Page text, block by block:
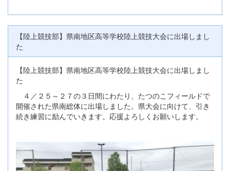
【陸上競技部】県南地区高等学校陸上競技大会に出場しまし
た
【陸上競技部】県南地区高等学校陸上競技大会に出場しまし
た
４／２５～２７の３日間にわたり、たつのこフィールドで
開催された県南総体に出場しました。県大会に向けて、引き
続き練習に励んでいきます。応援よろしくお願いします。